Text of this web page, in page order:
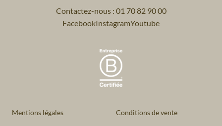
Contactez-nous : 01 70 82 90 00
FacebookInstagramYoutube
Mentions légales Conditions de vente